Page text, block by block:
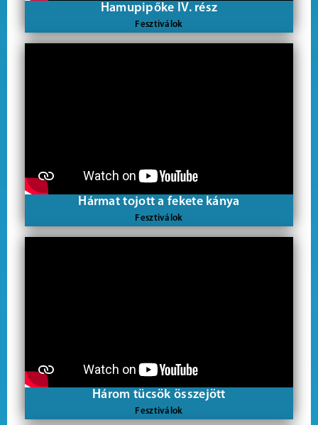
Hamupipőke IV. rész
Fesztiválok
Hármat tojott a fekete kánya
Fesztiválok
Három tücsök összejött
Fesztiválok